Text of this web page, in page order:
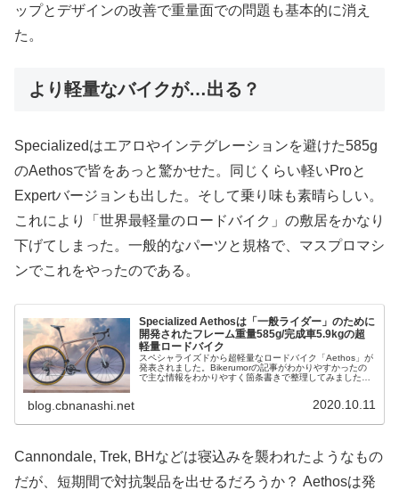
ップとデザインの改善で重量面での問題も基本的に消え
た。
より軽量なバイクが…出る？
Specializedはエアロやインテグレーションを避けた585g
のAethosで皆をあっと驚かせた。同じくらい軽いProと
Expertバージョンも出した。そして乗り味も素晴らしい。
これにより「世界最軽量のロードバイク」の敷居をかなり
下げてしまった。一般的なパーツと規格で、マスプロマシ
ンでこれをやったのである。
Specialized Aethosは「一般ライダー」のために
開発されたフレーム重量585g/完成車5.9kgの超
軽量ロードバイク
スペシャライズドから超軽量なロードバイク「Aethos」が
発表されました。Bikerumorの記事がわかりやすかったの
で主な情報をわかりやすく箇条書きで整理してみました。
blog.cbnanashi.net 2020.10.11
Cannondale, Trek, BHなどは寝込みを襲われたようなもの
だが、短期間で対抗製品を出せるだろうか？ Aethosは発